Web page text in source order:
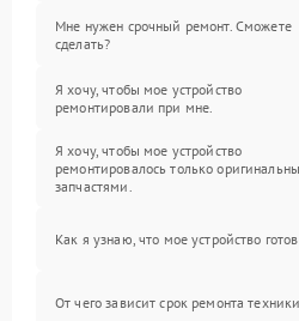
Мне нужен срочный ремонт. Сможете
сделать?
Я хочу, чтобы мое устройство
ремонтировали при мне.
Я хочу, чтобы мое устройство
ремонтировалось только
запчастями.
Как я узнаю, что мое устройство
От чего зависит срок ремонта